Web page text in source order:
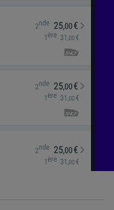
accéder à des
Publicités et
et du contenu,
de